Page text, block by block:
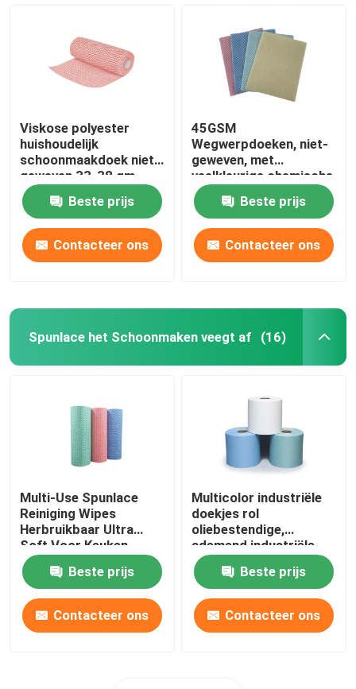
Viskose polyester
huishoudelijk
schoonmaakdoek niet-
geweven 33-38 gm
Beste prijs
Contacteer ons
45GSM
Wegwerpdoeken, niet-
geweven, met
veelkleurige chemische
bindingen
Beste prijs
Contacteer ons
Spunlace het Schoonmaken veegt af (16)
Multi-Use Spunlace
Reiniging Wipes
Herbruikbaar Ultra
Soft Voor Keuken
Beste prijs
Contacteer ons
Multicolor industriële
doekjes rol
oliebestendige,
ademend industriële
doekpapier
Beste prijs
Contacteer ons